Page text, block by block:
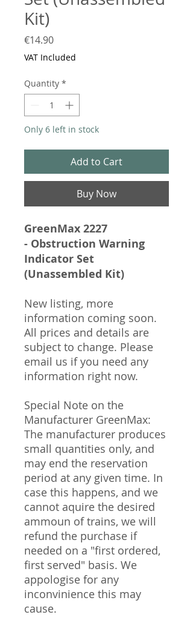
Kit)
€14.90Price
VAT Included
Quantity *
Only 6 left in stock
Add to Cart
Buy Now
GreenMax 2227
- Obstruction Warning
Indicator Set
(Unassembled Kit)
New listing, more
information coming soon.
All prices and details are
subject to change. Please
email us if you need any
information right now.
Special Note on the
Manufacturer GreenMax:
The manufacturer produces
small quantities only, and
may end the reservation
period at any given time. In
case this happens, and we
cannot aquire the desired
ammoun of trains, we will
refund the purchase if
needed on a "first ordered,
first served" basis. We
appologise for any
inconvinience this may
cause.